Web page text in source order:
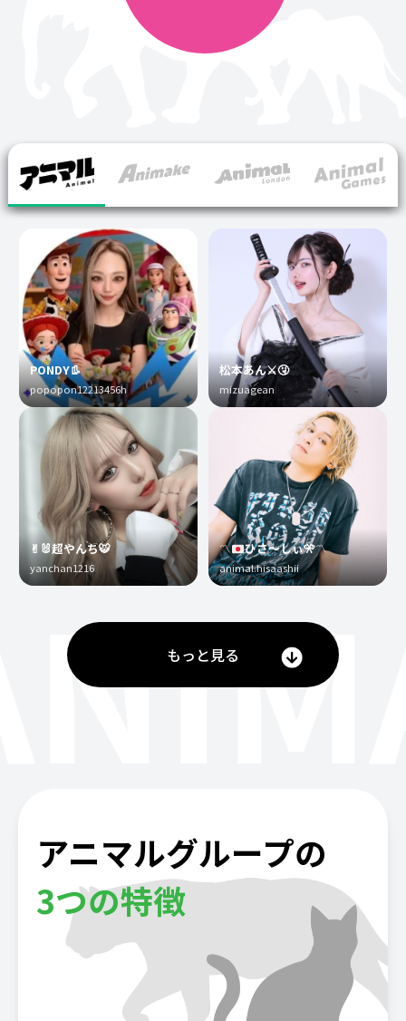
PONDY👢
popopon12213456h
✌︎🐰超やんち🐯
yanchan1216
松本あん⚔️🤧
mizuagean
〽️ ひさ〜しぃ🎌〽️
animal.hisaashii
もっと見る
アニマルグループの
3つの特徴